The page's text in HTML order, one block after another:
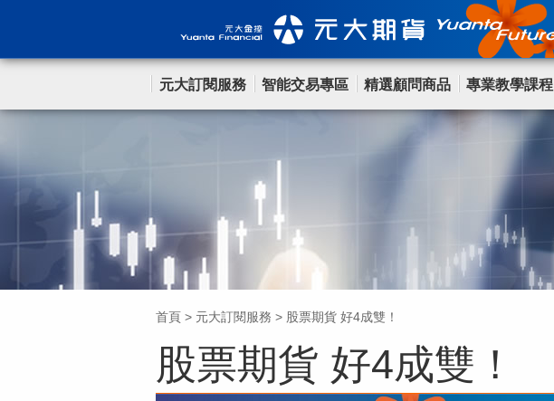
元大訂閱服務 智能交易專區 精選顧問商品 專業教學課程
首頁 > 元大訂閱服務 > 股票期貨 好4成雙！
股票期貨 好4成雙！